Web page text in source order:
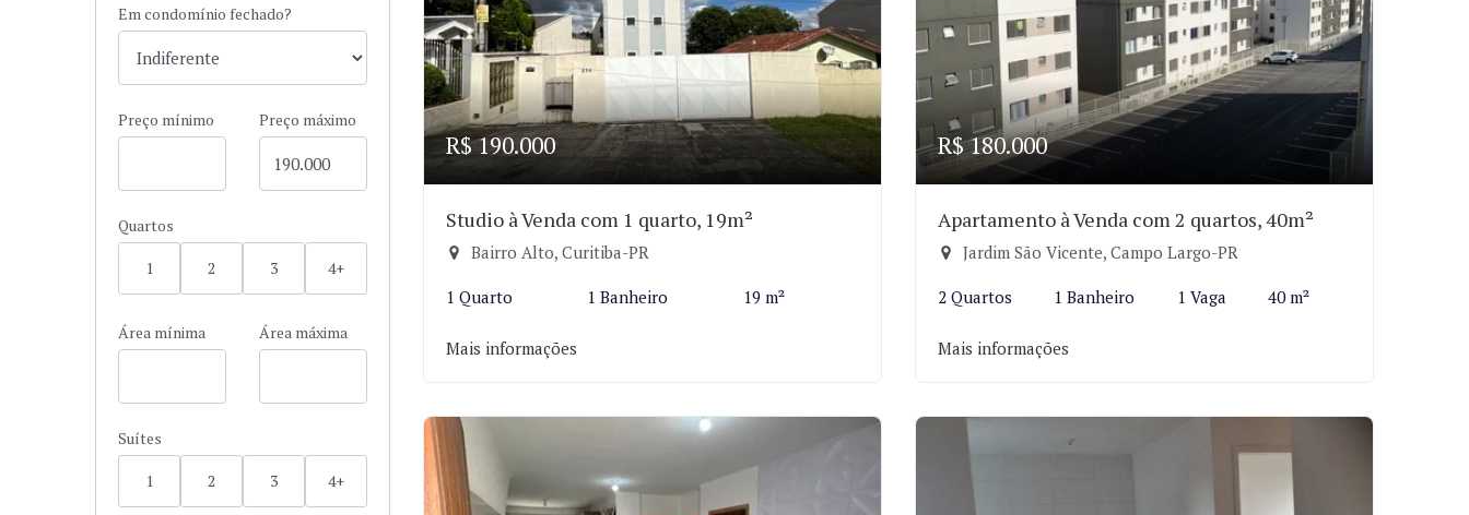
Em condomínio fechado?
Preço mínimo Preço máximo
Quartos
1 2 3 4+
Área mínima Área máxima
Suítes
1 2 3 4+
R$ 190.000
Studio à Venda com 1 quarto, 19m²
Bairro Alto, Curitiba-PR
1 Quarto 1 Banheiro 19 m²
Mais informações
R$ 180.000
Apartamento à Venda com 2 quartos, 40m²
Jardim São Vicente, Campo Largo-PR
2 Quartos 1 Banheiro 1 Vaga 40 m²
Mais informações